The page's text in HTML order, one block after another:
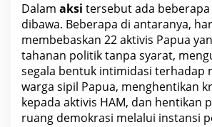
Dalam aksi tersebut ada
dibawa. Beberapa di antaranya,
membebaskan 22 aktivis Papua
tahanan politiktanpa syarat,
segala bentuk intimidasi terhadap
warga sipil Papua, menghentikan
kepada aktivis HAM, dan hentikan
ruang demokrasi melalui instansi